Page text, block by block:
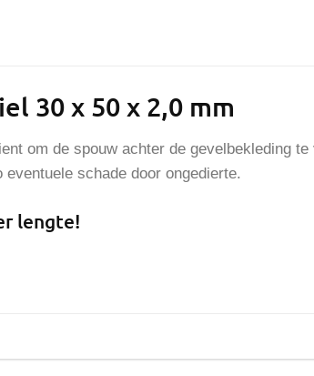
30 x 50 x 2,0 mm
om de spouw achter de gevelbekleding
schade door ongedierte.
lengte!